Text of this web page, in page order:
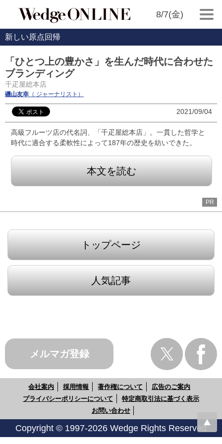
8/7(金)
新しい原点回帰
「ひとつ上の豊かさ」を生んだ時代に合わせた
ブランディング
千疋屋総本店
磯山友幸 （ ジャーナリスト）
2021/09/04
高級フルーツ店の代名詞、「千疋屋総本店」。一貫した哲学と
時代に適合する柔軟性によって187年の歴史を紡いできた。
本文を読む
PR
トップページ
人気記事
メルマガ登録
会社案内 採用情報 著作権について
広告のご案内
プライバシーポリシーについて
特定商取引法に基づく表示
お問い合わせ
Copyright © 1997-2026 Wedge Rights Reserved